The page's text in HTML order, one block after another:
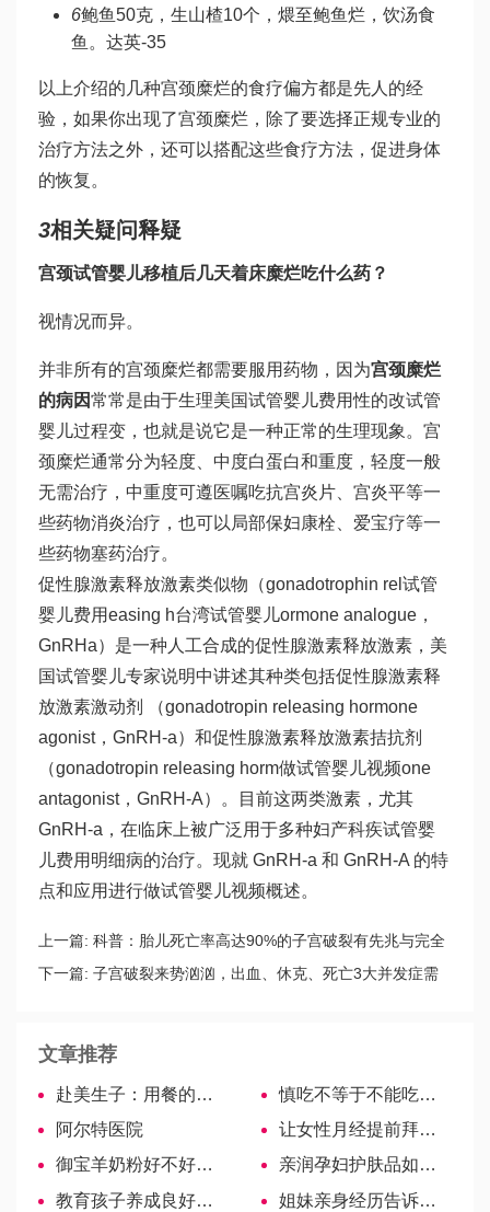
6鲍鱼50克，生山楂10个，煨至鲍鱼烂，饮汤食
鱼。 达英-35
以上介绍的几种宫颈糜烂的食疗偏方都是先人的经
验，如果你出现了宫颈糜烂，除了要选择正规专业的
治疗方法之外，还可以搭配这些食疗方法，促进身体
的恢复。
3相关疑问释疑
宫颈试管婴儿移植后几天着床糜烂吃什么药？
视情况而异。
并非所有的宫颈糜烂都需要服用药物，因为宫颈糜烂
的病因常常是由于生理美国试管婴儿费用性的改试管
婴儿过程变，也就是说它是一种正常的生理现象。宫
颈糜烂通常分为轻度、中度白蛋白和重度，轻度一般
无需治疗，中重度可遵医嘱吃抗宫炎片、宫炎平等一
些药物消炎治疗，也可以局部保妇康栓、爱宝疗等一
些药物塞药治疗。
促性腺激素释放激素类似物（gonadotrophin rel 试管
婴儿费用easing h台湾试管婴儿ormone analogue，
GnRHa）是一种人工合成的促性腺激素释放激素，美
国试管婴儿专家说明中讲述其种类包括促性腺激素释
放激素激动剂 （gonadotropin releasing hormone
agonist，GnRH-a）和促性腺激素释放激素拮抗剂
（gonadotropin releasing horm做试管婴儿视频one
antagonist，GnRH-A）。目前这两类激素，尤其
GnRH-a，在临床上被广泛用于多种妇产科疾试管婴
儿费用明细病的治疗。现就 GnRH-a 和 GnRH-A 的特
点和应用进行做试管婴儿视频概述。
上一篇: 科普：胎儿死亡率高达90%的子宫破裂有先兆与完全
之分
下一篇: 子宫破裂来势汹汹，出血、休克、死亡3大并发症需
文章推荐
赴美生子：用餐的餐桌礼仪
慎吃不等于不能吃，网传孕妇千万不能吃羊肉为谣言
阿尔特医院
让女性月经提前拜访的小窍门，饮食、药物均能轻松改善
御宝羊奶粉好不好看口碑测评，一分钟了解优势比较！
亲润孕妇护肤品如何？看完就懂为什么可以稳居销量榜首！
教育孩子养成良好的习惯有方法，全方位培养让孩子更优秀
姐妹亲身经历告诉你宫颈活检到底疼不疼？